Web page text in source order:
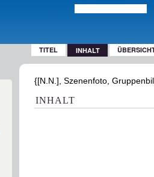
TITEL INHALT
{[N.N.], Szenenfoto,
INHALT